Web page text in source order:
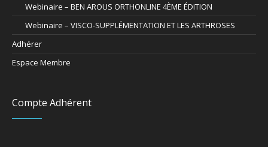
Webinaire – BEN AROUS ORTHONLINE 4ÈME ÉDITION
Webinaire – VISCO-SUPPLÉMENTATION ET LES ARTHROSES
Adhérer
Espace Membre
Compte Adhérent